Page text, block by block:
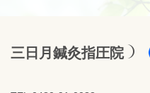
三日月鍼灸指圧院